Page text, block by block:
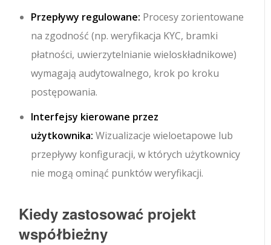
Przepływy regulowane: Procesy zorientowane
na zgodność (np. weryfikacja KYC, bramki
płatności, uwierzytelnianie wieloskładnikowe)
wymagają audytowalnego, krok po kroku
postępowania.
Interfejsy kierowane przez
użytkownika: Wizualizacje wieloetapowe lub
przepływy konfiguracji, w których użytkownicy
nie mogą ominąć punktów weryfikacji.
Kiedy zastosować projekt
współbieżny